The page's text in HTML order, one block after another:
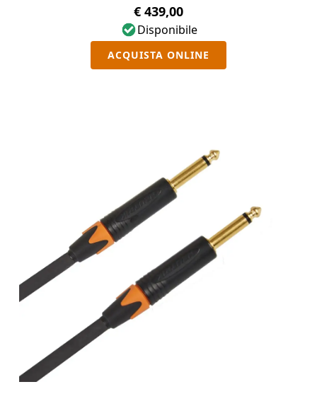
€ 439,00
Disponibile
ACQUISTA ONLINE